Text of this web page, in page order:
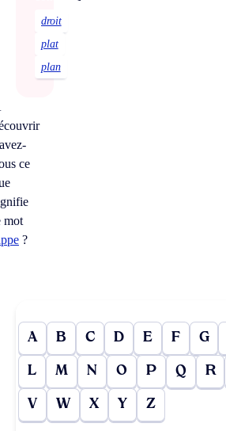
droit
plat
plan
ce
mot
?
A B C D E F G
L M N O P Q R
V W X Y Z